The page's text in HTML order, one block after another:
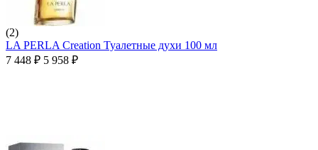
(2)
LA PERLA Creation Туалетные духи 100 мл
7 448 ₽ 5 958 ₽